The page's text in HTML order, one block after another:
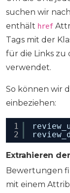
suchen wir
enthält href
Tags mit der
für die Links
verwendet.
So können wir
einbeziehen:
1
2
Extrahieren
Bewertungen
mit einem